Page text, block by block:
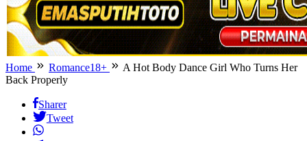
Home Romance18+
A Hot Body Dance Girl Who Turns Her
Back Properly
Sharer
Tweet